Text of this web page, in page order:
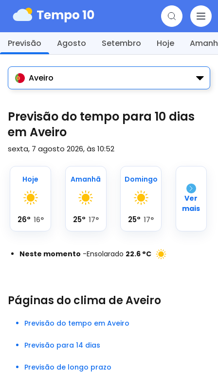
Previsão Agosto Setembro Hoje
Aveiro
Previsão do tempo para 10 dias
em Aveiro
sexta, 7 agosto 2026, às 10:52
Hoje
26° 16°
Amanhã
25° 17°
Domingo
25° 17°
Ver
mais
Neste momento -Ensolarado 22.6 °C
Páginas do clima de Aveiro
Previsão do tempo em Aveiro
Previsão para 14 dias
Previsão de longo prazo